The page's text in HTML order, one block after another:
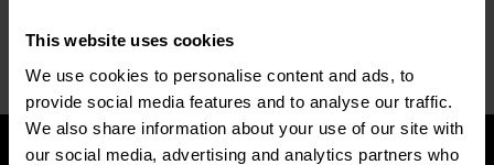
This website uses cookies
We use cookies to personalise content and ads, to
provide social media features and to analyse our traffic.
We also share information about your use of our site with
our social media, advertising and analytics partners who
cookies .